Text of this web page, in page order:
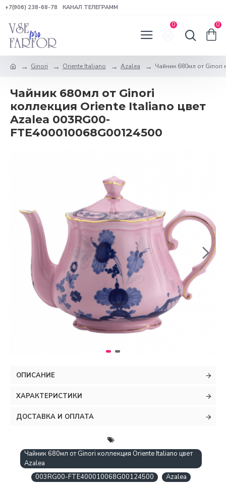
+7(906) 238-68-78 КАНАЛ ТЕЛЕГРАММ
0 0
Ginori Oriente Italiano Azalea Чайник 680мл от Ginori
Чайник 680мл от Ginori
коллекция Oriente Italiano цвет
Azalea 003RG00-
FTE400010068G00124500
ОПИСАНИЕ
ХАРАКТЕРИСТИКИ
ДОСТАВКА И ОПЛАТА
Чайник 680мл от Ginori коллекция Oriente Italiano цвет
Azalea
003RG00-FTE400010068G00124500
Azalea